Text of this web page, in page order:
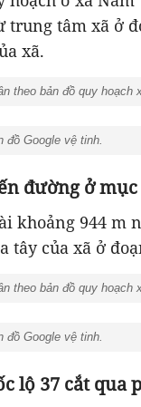
trung tâm xã ở
xã.
theo bản đồ quy
đồ Google vệ tinh.
đường ở mục
khoảng 944 m
tây của xã ở
theo bản đồ quy
đồ Google vệ tinh.
lộ 37 cắt qua